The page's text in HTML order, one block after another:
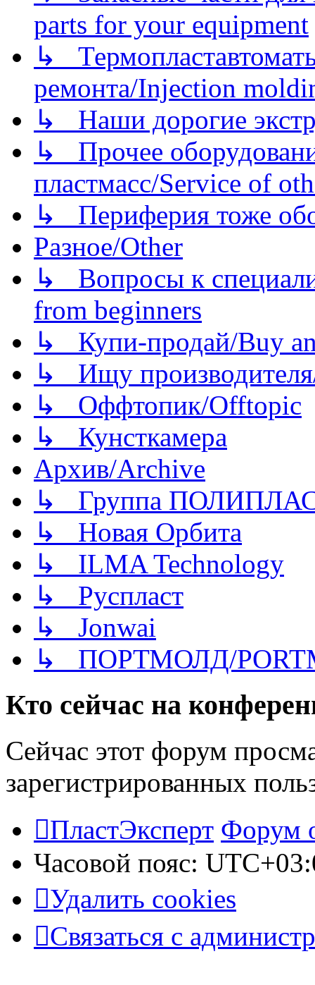
parts for your equipment
↳
ремонта/Injection
↳ Наши дорогие
↳ Прочее
пластмасс/Service of
↳ Периферия тоже
Разное/Other
↳ Вопросы к
from beginners
↳ Купи-продай/Buy
↳ Ищу
↳ Оффтопик/Offtopic
↳ Кунсткамера
Архив/Archive
↳ Группа
↳ Новая Орбита
↳ ILMA Technology
↳ Руспласт
↳ Jonwai
↳ ПОРТМОЛД/
Кто сейчас на
Сейчас этот форум
зарегистрированных
ПластЭксперт Форум
Часовой пояс:
Удалить cookies
Связаться с